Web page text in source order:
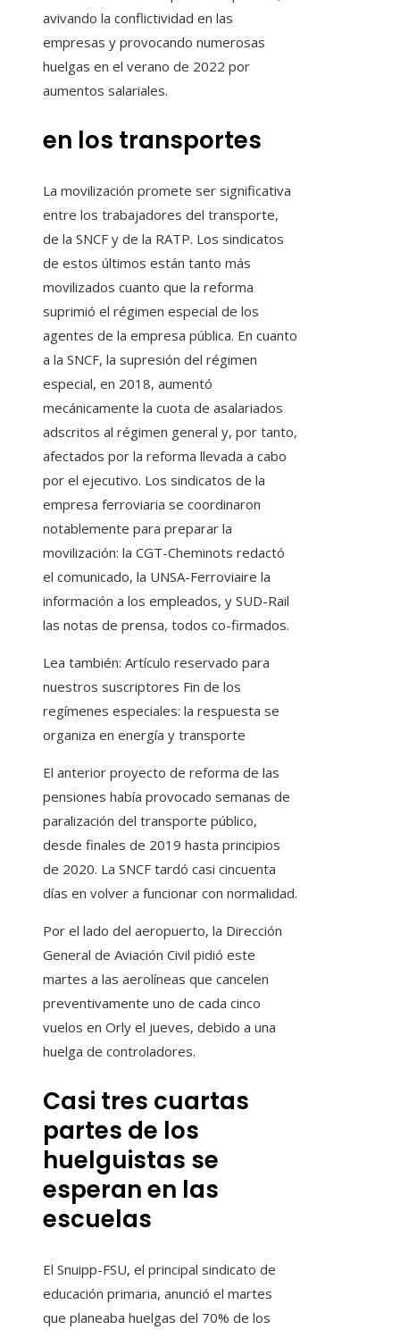
avivando la conflictividad en las
empresas y provocando numerosas
huelgas en el verano de 2022 por
aumentos salariales.
en los transportes
La movilización promete ser significativa
entre los trabajadores del transporte,
de la SNCF y de la RATP. Los sindicatos
de estos últimos están tanto más
movilizados cuanto que la reforma
suprimió el régimen especial de los
agentes de la empresa pública. En cuanto
a la SNCF, la supresión del régimen
especial, en 2018, aumentó
mecánicamente la cuota de asalariados
adscritos al régimen general y, por tanto,
afectados por la reforma llevada a cabo
por el ejecutivo. Los sindicatos de la
empresa ferroviaria se coordinaron
notablemente para preparar la
movilización: la CGT-Cheminots redactó
el comunicado, la UNSA-Ferroviaire la
información a los empleados, y SUD-Rail
las notas de prensa, todos co-firmados.
Lea también: Artículo reservado para
nuestros suscriptores Fin de los
regímenes especiales: la respuesta se
organiza en energía y transporte
El anterior proyecto de reforma de las
pensiones había provocado semanas de
paralización del transporte público,
desde finales de 2019 hasta principios
de 2020. La SNCF tardó casi cincuenta
días en volver a funcionar con normalidad.
Por el lado del aeropuerto, la Dirección
General de Aviación Civil pidió este
martes a las aerolíneas que cancelen
preventivamente uno de cada cinco
vuelos en Orly el jueves, debido a una
huelga de controladores.
Casi tres cuartas
partes de los
huelguistas se
esperan en las
escuelas
El Snuipp-FSU, el principal sindicato de
educación primaria, anunció el martes
que planeaba huelgas del 70% de los